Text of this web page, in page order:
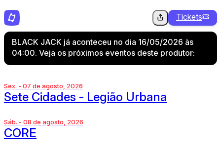
Tickets
BLACK JACK já aconteceu no dia 16/05/2026 às
04:00. Veja os próximos eventos deste produtor:
Sex. - 07 de agosto, 2026
Sete Cidades - Legião Urbana
Sáb. - 08 de agosto, 2026
CORE